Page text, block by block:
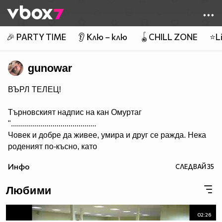
👾
🎉 PARTY TIME 👂 Клю – клю 🪀CHILL ZONE
gunowar
ВЪРЛ ТЕЛЕЦ!
Търновският надпис на кан Омуртаг
"...........................................
Човек и добре да живее, умира и друг се ражда. Нека
роденият по-късно, като
направил. А името на архонта е Омуртаг, кана сюбиги.
...........
Ceca - Juto Pile
Инфо СЛЕДВАЙ35
Любими
02:26